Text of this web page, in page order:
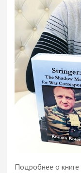
Подробнее о книге